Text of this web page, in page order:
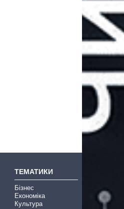
ТЕМАТИКИ
Бізнес
Економіка
Культура